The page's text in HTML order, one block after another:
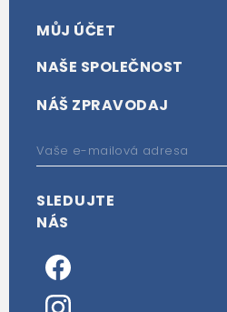
MŮJ ÚČET
NAŠE SPOLEČNOST
NÁŠ ZPRAVODAJ
SLEDUJTE
NÁS